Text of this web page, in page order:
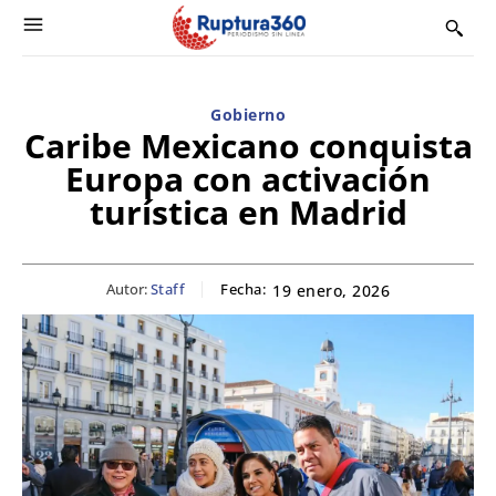
Gobierno
Caribe Mexicano conquista
Europa con activación
turística en Madrid
Autor:Staff Fecha: 19 enero, 2026